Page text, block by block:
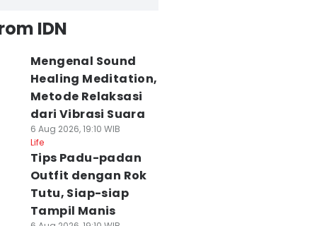
IDN
Mengenal Sound
Healing Meditation,
Metode Relaksasi
dari Vibrasi Suara
6 Aug 2026, 19:10 WIB
Life
Tips Padu-padan
Outfit dengan Rok
Tutu, Siap-siap
Tampil Manis